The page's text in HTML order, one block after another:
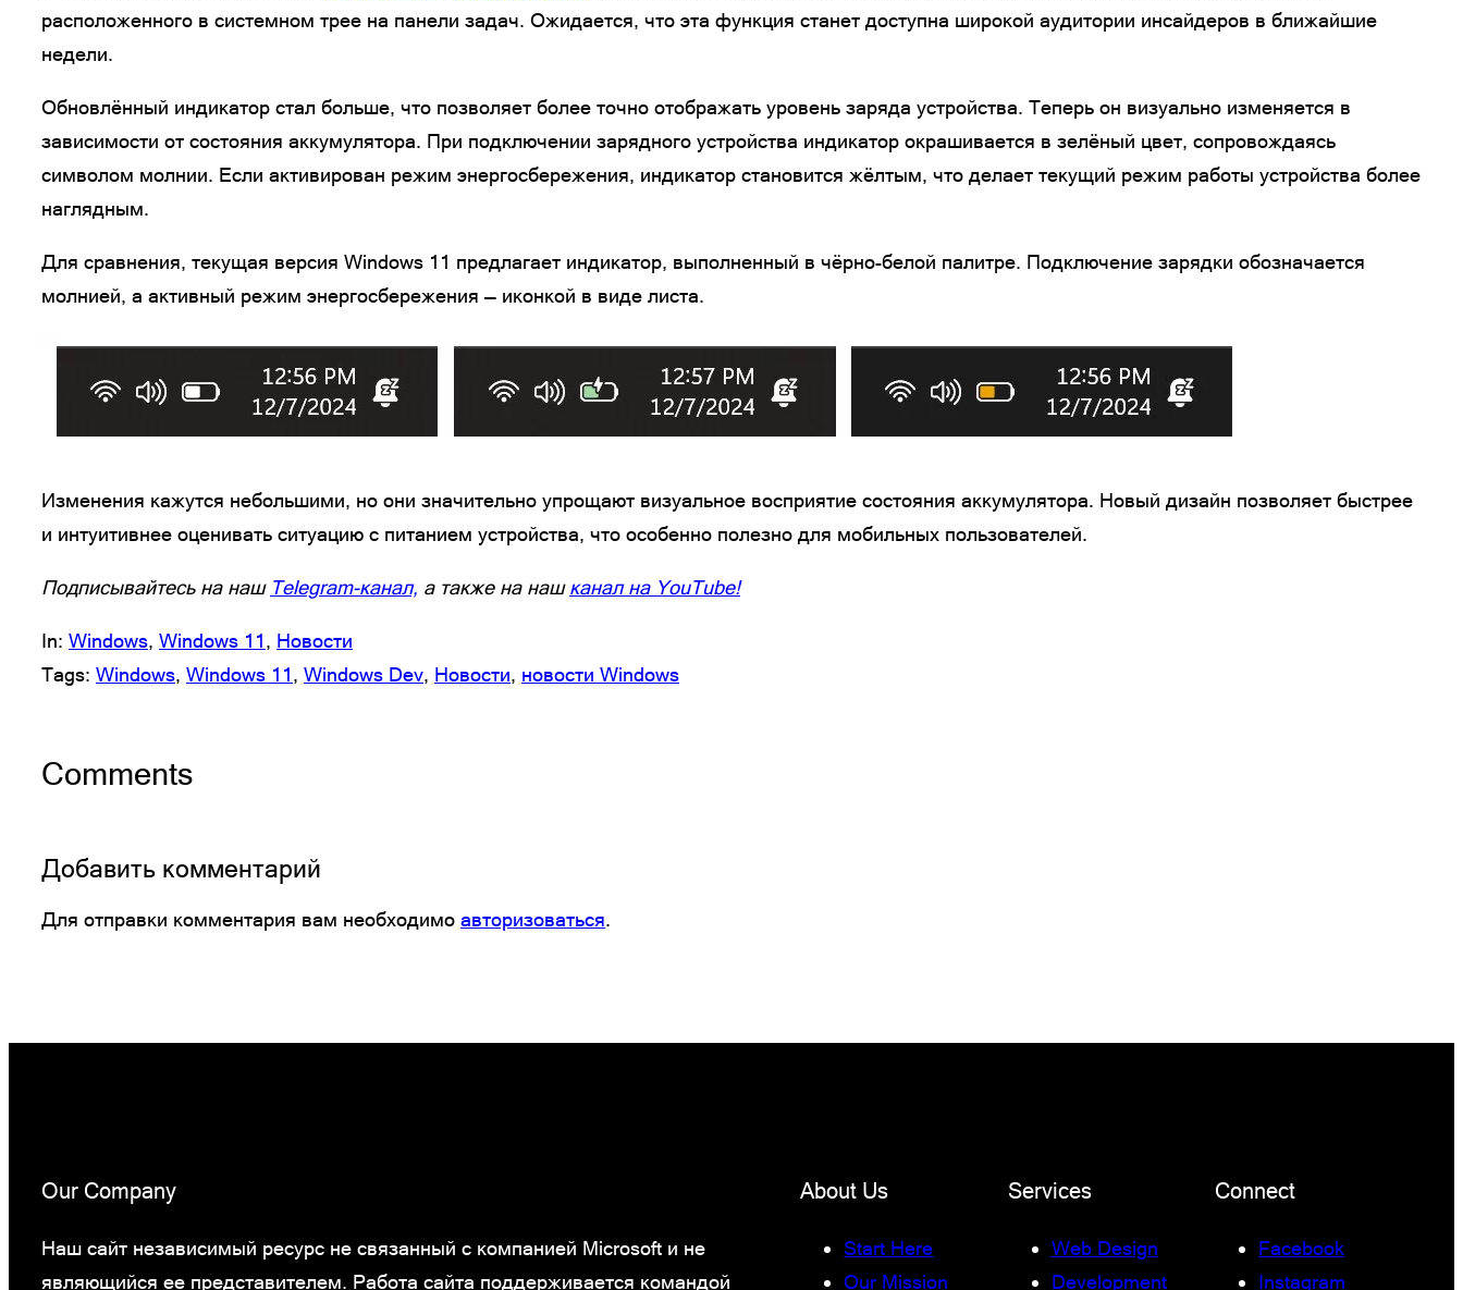
расположенного в системном трее на панели задач. Ожидается, что эта функция станет доступна широкой аудитории инсайдеров в ближайшие
недели.
Обновлённый индикатор стал больше, что позволяет более точно отображать уровень заряда устройства. Теперь он визуально изменяется в
зависимости от состояния аккумулятора. При подключении зарядного устройства индикатор окрашивается в зелёный цвет, сопровождаясь
символом молнии. Если активирован режим энергосбережения, индикатор становится жёлтым, что делает текущий режим работы устройства более
наглядным.
Для сравнения, текущая версия Windows 11 предлагает индикатор, выполненный в чёрно-белой палитре. Подключение зарядки обозначается
молнией, а активный режим энергосбережения — иконкой в виде листа.
Изменения кажутся небольшими, но они значительно упрощают визуальное восприятие состояния аккумулятора. Новый дизайн позволяет быстрее
и интуитивнее оценивать ситуацию с питанием устройства, что особенно полезно для мобильных пользователей.
Подписывайтесь на наш Telegram-канал, а также на нашканал на YouTube!
In: Windows, Windows 11, Новости
Tags: Windows, Windows 11, Windows Dev, Новости, новости Windows
Comments
Добавить комментарий
Для отправки комментария вам необходимо авторизоваться.
Our Company
Наш сайт независимый ресурс не связанный с компанией Microsoft и не
являющийся ее представителем. Работа сайта поддерживается командой
About Us
Start Here
Our Mission
Services
Web Design
Development
Connect
Facebook
Instagram